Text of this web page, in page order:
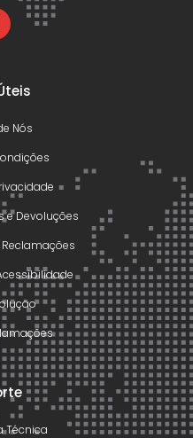
Nós
e Devoluções
Reclamações
Técnica